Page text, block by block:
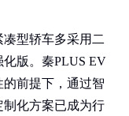
型轿车多采用二
版。秦PLUS EV
前提下，通过智
化方案已成为行